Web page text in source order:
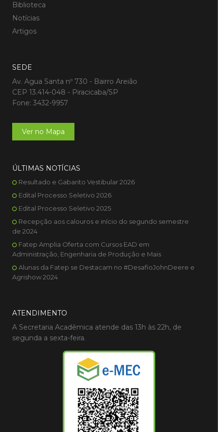
Biblioteca
Notícias
Artigos
SEDE
Av. Agua Santa nº 730 - Bairro Areião
CEP 13.414-048 - Piracicaba/SP
Fone: 3432-9957
Ver no Mapa
ÚLTIMAS NOTÍCIAS
Resultado e Gabarito Vestibular 2026
Edital Processo Seletivo 2026
Edital Processo Seletivo 2025
Recepção aos calouros e início do segundo semestre
de 2024
Fatep Amplia Oferta com Cursos EAD em
Administração, Engenharia de Produção e Mais
Alunas da Fatep se Destacam no #DesafioJohnDeere e
Agrishow 2024
ATENDIMENTO
A Secretaria Acadêmica atende das 13h às 22h, de
segunda a sexta-feira.